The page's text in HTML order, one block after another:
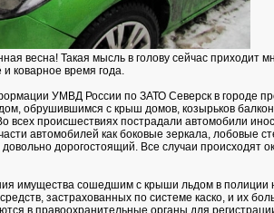
весна! Такая мысль в голову сейчас приходит
коварное время года.
УМВД России по ЗАТО Северск в городе
обрушившимся с крыш домов, козырьков
всех происшествиях пострадали автомобили
автомобилей как боковые зеркала, лобовые
дорогостоящий. Все случаи происходят
имущества сошедшим с крыши льдом в полиции
застрахованных по системе каско, и их
в правоохранительные органы для